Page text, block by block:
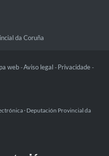
da Coruña
web -Aviso legal - Privacidade -
· Deputación Provincial da